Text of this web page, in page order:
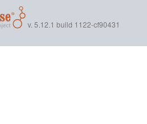
v. 5.12.1 build 1122-cf90431